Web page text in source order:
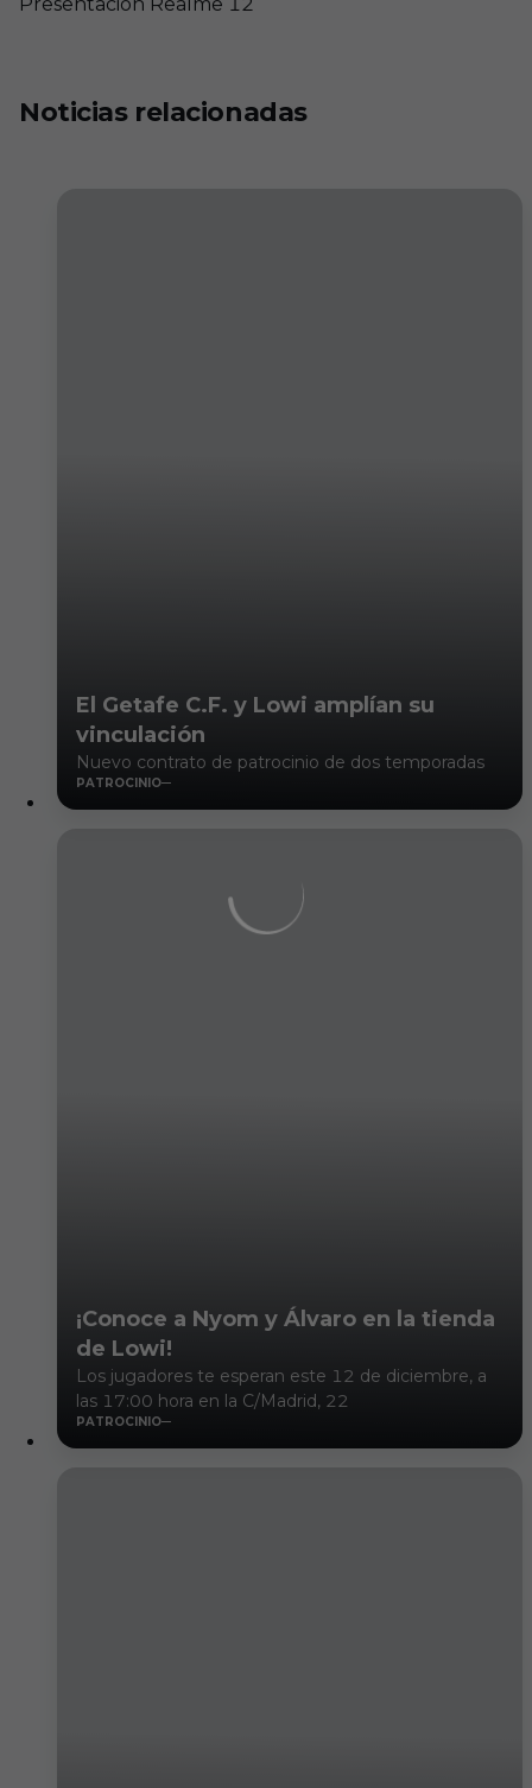
Noticias relacionadas
El Getafe C.F. y Lowi amplían su
vinculación
Nuevo contrato de patrocinio de dos temporadas
PATROCINIO
¡Conoce a Nyom y Álvaro en la tienda
de Lowi!
Los jugadores te esperan este 12 de diciembre, a
las 17:00 hora en la C/Madrid, 22
PATROCINIO